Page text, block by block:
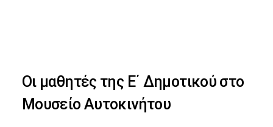
navigation
to
Οι μαθητές της Ε΄ Δημοτικού στο
Μουσείο Αυτοκινήτου